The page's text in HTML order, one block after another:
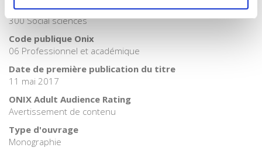
Dewey (abrégé)
300 Social sciences
Code publique Onix
06 Professionnel et académique
Date de première publication du titre
11 mai 2017
ONIX Adult Audience Rating
Avertissement de contenu
Type d'ouvrage
Monographie